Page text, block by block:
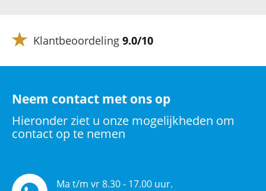
Klantbeoordeling 9.0/10
Neem contact met ons op
Hieronder ziet u onze mogelijkheden om
contact op te nemen
Ma t/m vr 8.30 - 17.00 uur.